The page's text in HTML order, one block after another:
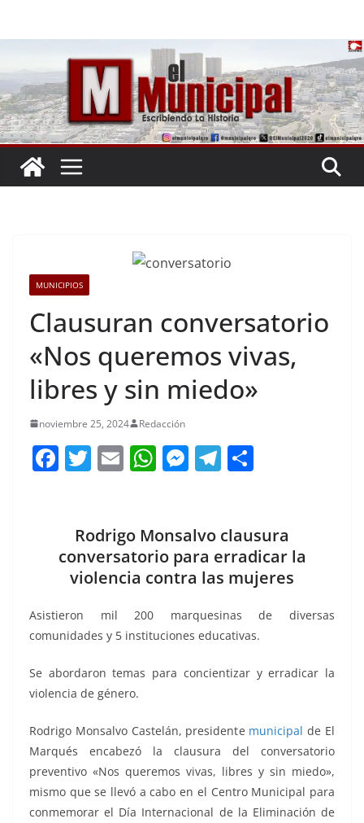
MUNICIPIOS
Clausuran conversatorio
«Nos queremos vivas,
libres y sin miedo»
noviembre 25, 2024 Redacción
F
b
o
o
k
T
er
E
l
W
s
A
p
p
M
e
n
g
er
T
gr
a
m
p
ar
tir
Rodrigo Monsalvo clausura
conversatorio para erradicar la
violencia contra las mujeres
⁠Asistieron mil 200 marquesinas de diversas
comunidades y 5 instituciones educativas.
⁠Se abordaron temas para concientizar y erradicar la
violencia de género.
Rodrigo Monsalvo Castelán, presidente municipal de El
Marqués encabezó la clausura del conversatorio
preventivo «Nos queremos vivas, libres y sin miedo»,
mismo que se llevó a cabo en el Centro Municipal para
conmemorar el Día Internacional de la Eliminación de